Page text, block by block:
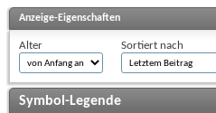
Anzeige-Eigenschaften
Alter Sortiert nach
Symbol-Legende